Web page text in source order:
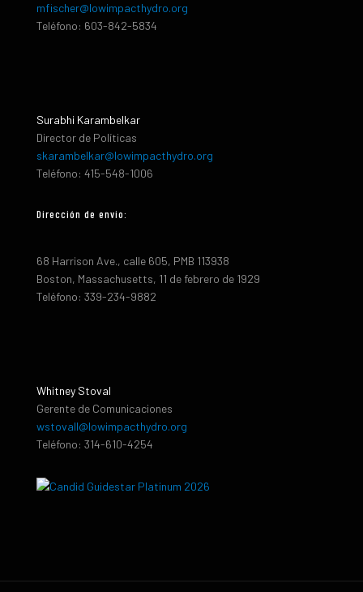
mfischer@lowimpacthydro.org
Teléfono: 603-842-5834
Surabhi Karambelkar
Director de Políticas
skarambelkar@lowimpacthydro.org
Teléfono: 415-548-1006
Dirección de envio:
68 Harrison Ave., calle 605, PMB 113938
Boston, Massachusetts, 11 de febrero de 1929
Teléfono: 339-234-9882
Whitney Stoval
Gerente de Comunicaciones
wstovall@lowimpacthydro.org
Teléfono: 314-610-4254